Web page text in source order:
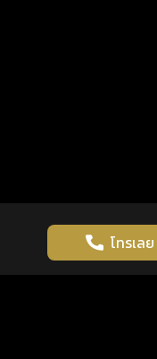
โทรเลย
เว็บไซต์นี้มีการใช้งานคุกกี้ เ
ในการใช้งานเว็บไซต์
รู้ก่อน พร้อมกว่า ทุกจังหวะชี